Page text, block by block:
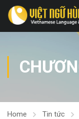
Home Tin tức